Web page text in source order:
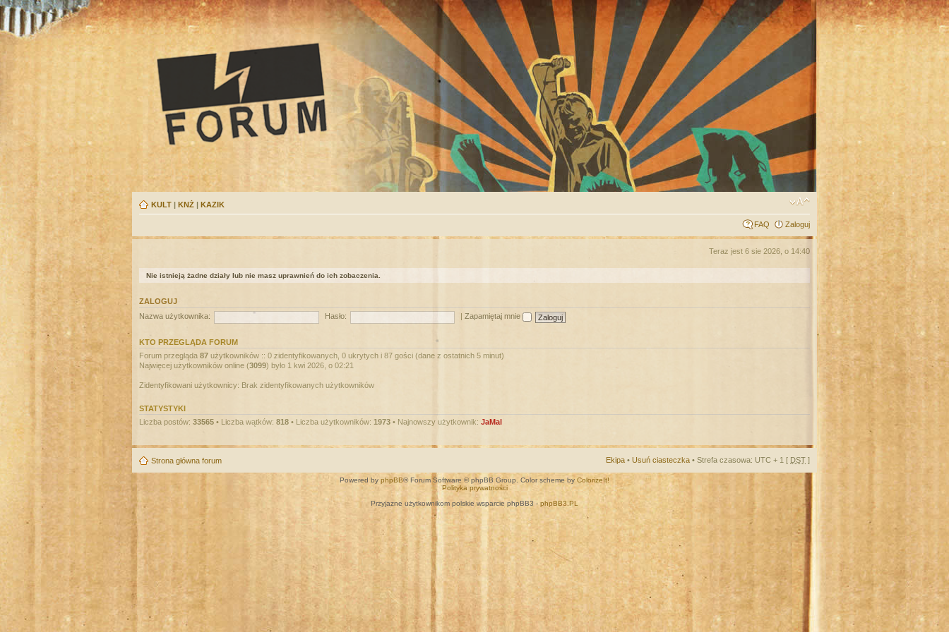
KULT | KNŻ | KAZIK
FAQ Zaloguj
Teraz jest 6 sie 2026, o 14:40
Nie istnieją żadne działy lub nie masz uprawnień do ich zobaczenia.
ZALOGUJ
Nazwa użytkownika:
Hasło: Zapamiętaj mnie
KTO PRZEGLĄDA FORUM
Forum przegląda 87 użytkowników :: 0 zidentyfikowanych, 0 ukrytych i 87 gości (dane z ostatnich 5 minut)
Najwięcej użytkowników online (3099) było 1 kwi 2026, o 02:21
Zidentyfikowani użytkownicy: Brak zidentyfikowanych użytkowników
STATYSTYKI
Liczba postów: 33565 • Liczba wątków: 818 • Liczba użytkowników: 1973 • Najnowszy użytkownik: JaMal
Strona główna forum Ekipa • Usuń ciasteczka • Strefa czasowa: UTC + 1 [ DST ]
Powered by phpBB® Forum Software © phpBB Group. Color scheme by ColorizeIt!
Polityka prywatności
Przyjazne użytkownikom polskie wsparcie phpBB3 - phpBB3.PL